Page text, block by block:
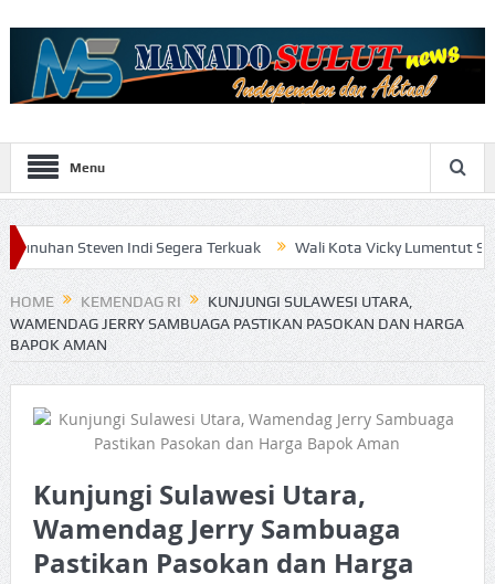
Menu
Indi Segera Terkuak Wali Kota Vicky Lumentut Serahkan LKPD
HOME KEMENDAG RI
KUNJUNGI SULAWESI UTARA,
WAMENDAG JERRY SAMBUAGA PASTIKAN PASOKAN DAN HARGA
BAPOK AMAN
Kunjungi Sulawesi Utara,
Wamendag Jerry Sambuaga
Pastikan Pasokan dan Harga